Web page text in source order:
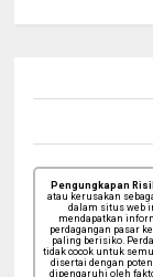
Pengungkapan
atau kerusakan
dalam situs web
mendapatkan
perdagangan pasar
paling berisiko.
tidak cocok untuk
disertai dengan
dipengaruhi oleh